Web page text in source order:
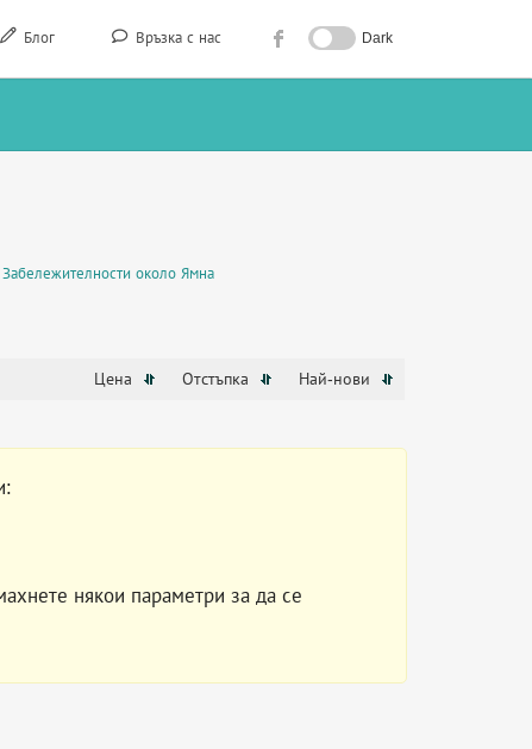
Блог Връзка с нас Dark
Забележителности около Ямна
Цена Отстъпка Най-нови
някои параметри за да се